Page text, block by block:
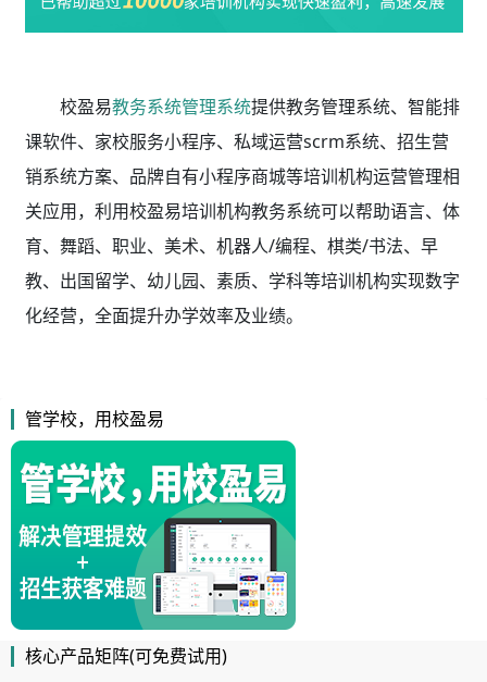
校盈易教务系统管理系统提供教务管理系统、智能排
课软件、家校服务小程序、私域运营scrm系统、招生营
销系统方案、品牌自有小程序商城等培训机构运营管理相
关应用，利用校盈易培训机构教务系统可以帮助语言、体
育、舞蹈、职业、美术、机器人/编程、棋类/书法、早
教、出国留学、幼儿园、素质、学科等培训机构实现数字
化经营，全面提升办学效率及业绩。
管学校，用校盈易
核心产品矩阵(可免费试用)